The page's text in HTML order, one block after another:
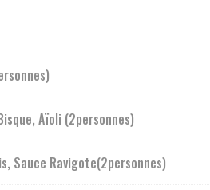
Aïoli (2personnes)
Sauce Ravigote(2personnes)